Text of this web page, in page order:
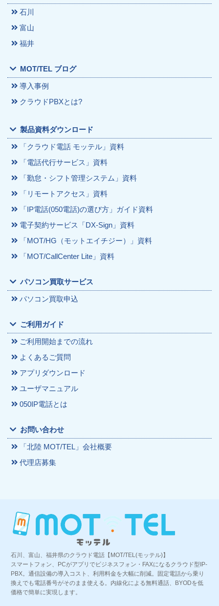
石川
富山
福井
MOT/TEL ブログ
導入事例
クラウドPBXとは?
製品資料ダウンロード
「クラウド電話 モッテル」資料
「電話代行サービス」資料
「勤怠・シフト管理システム」資料
「リモートアクセス」資料
「IP電話(050電話)の選び方」ガイド資料
電子契約サービス「DX-Sign」資料
「MOT/HG（モットエイチジー）」資料
「MOT/CallCenter Lite」資料
パソコン買取サービス
パソコン買取申込
ご利用ガイド
ご利用開始までの流れ
よくあるご質問
アプリダウンロード
ユーザマニュアル
050IP電話とは
お問い合わせ
「北陸 MOT/TEL」会社概要
代理店募集
石川、富山、福井県のクラウド電話【MOT/TEL(モッテル)】
スマートフォン、PCがアプリでビジネスフォン・FAXになるクラウド型IP-
PBX。通信設備の導入コスト、利用料金を大幅に削減。固定電話から乗り
換えでも電話番号がそのまま使える。内線化による無料通話、BYODを低
価格で簡単に実現します。